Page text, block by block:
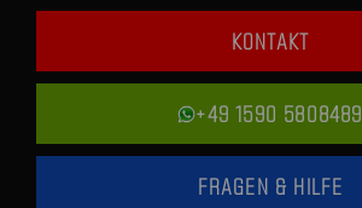
KONTAKT
+49 1590 5808489
FRAGEN & HILFE